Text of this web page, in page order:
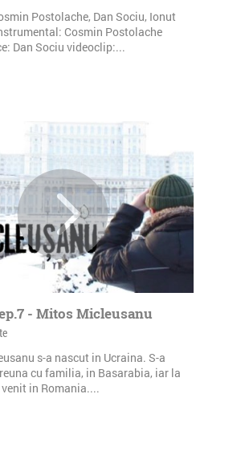
Postolache, Dan Sociu, Ionut
Cosmin Postolache
Dan Sociu videoclip:...
- Mitos Micleusanu
s-a nascut in Ucraina. S-a
cu familia, in Basarabia, iar la
in Romania....